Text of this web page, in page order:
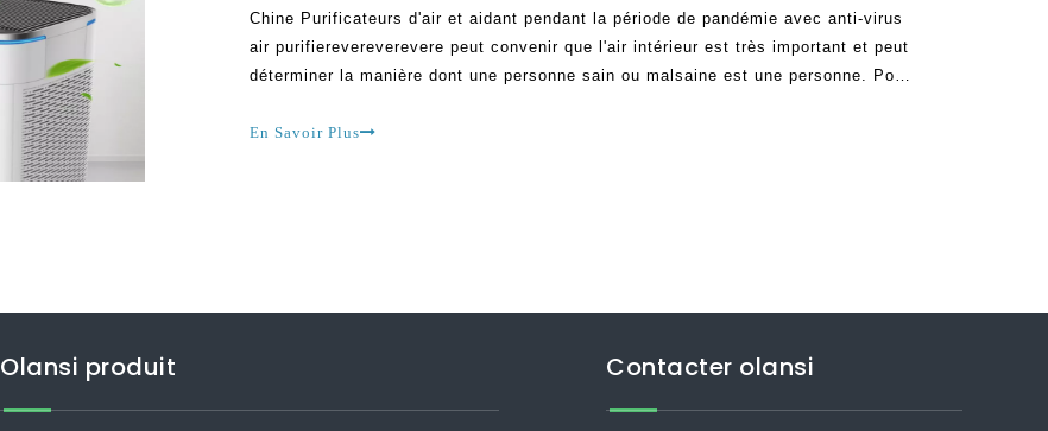
Chine Purificateurs d'air et aidant pendant la période de pandémie avec anti-virus
air purifierevereverevere peut convenir que l'air intérieur est très important et peut
déterminer la manière dont une personne sain ou malsaine est une personne. Pour
possible. Air intérieur d'une manière
En Savoir Plus
Olansi produit Contacter olansi